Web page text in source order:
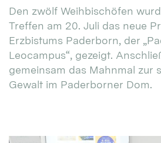
Den zwölf Weihbischöfen
Treffen am 20. Juli das neue
Erzbistums Paderborn, der
Leocampus“, gezeigt.
gemeinsam das Mahnmal zur
Gewalt im Paderborner Dom.